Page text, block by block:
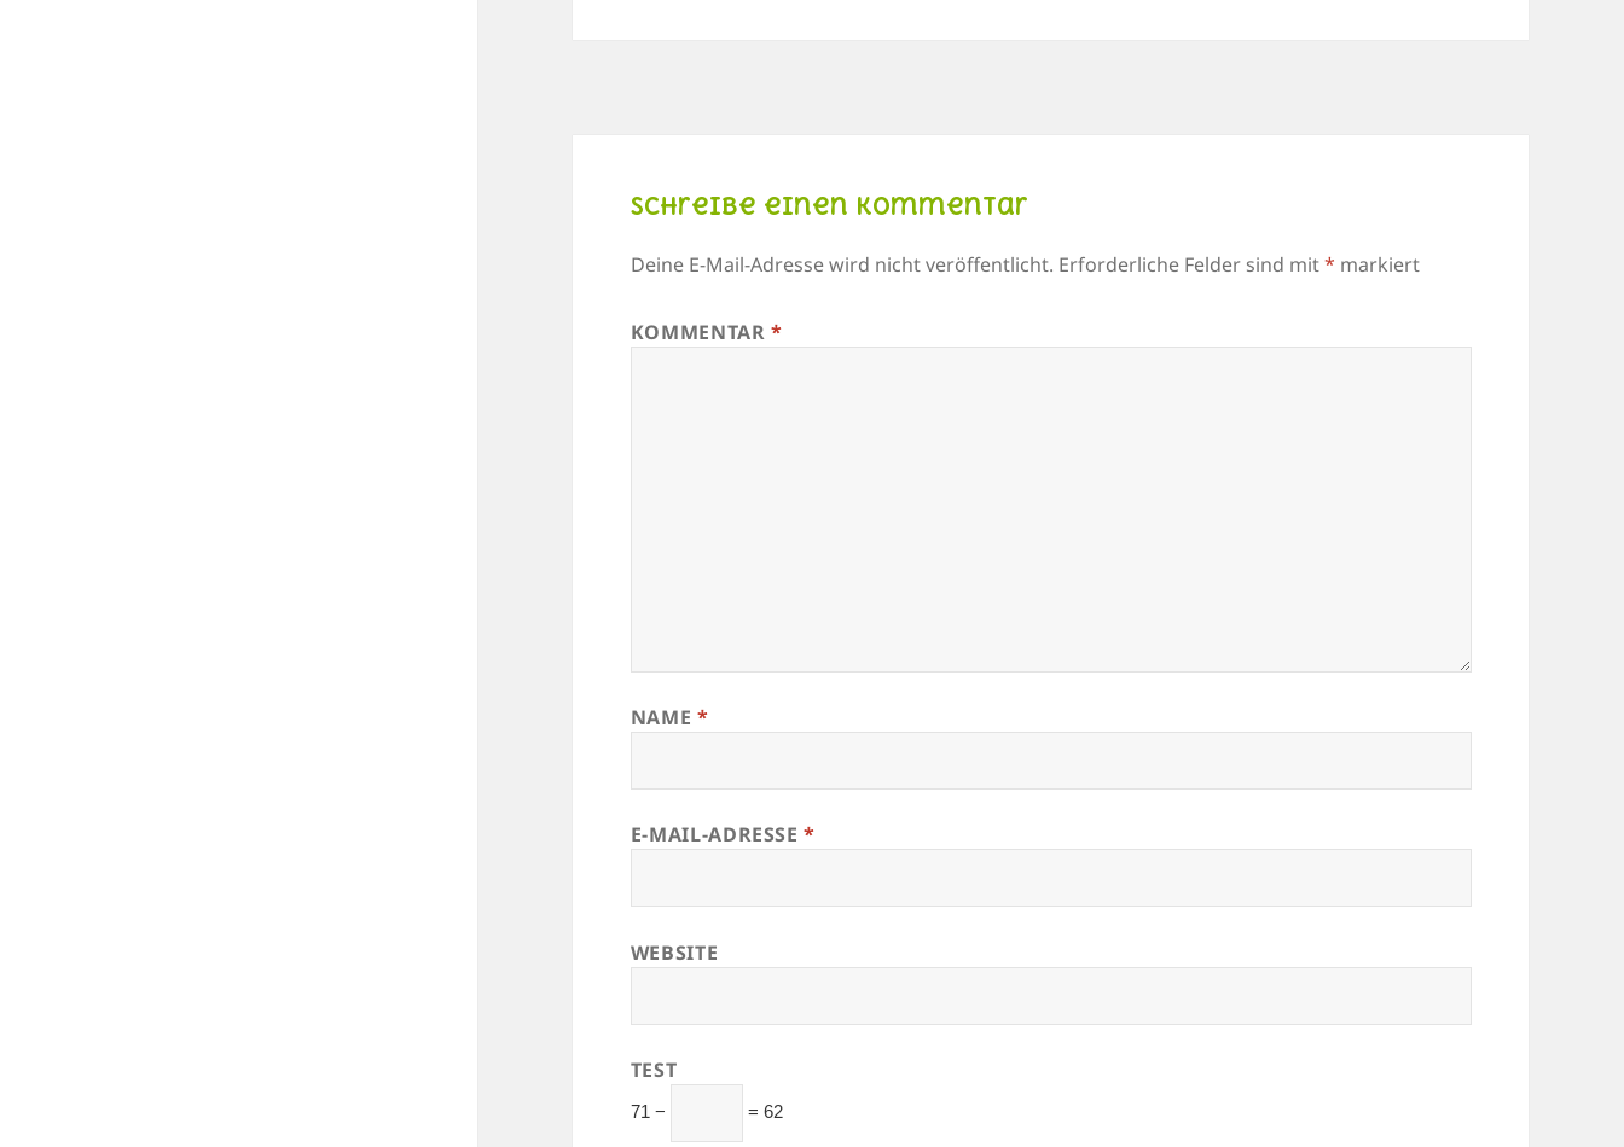
Schreibe einen Kommentar
Deine E-Mail-Adresse wird nicht veröffentlicht. Erforderliche Felder sind mit* markiert
KOMMENTAR*
NAME *
E-MAIL-ADRESSE*
WEBSITE
TEST
71 − = 62